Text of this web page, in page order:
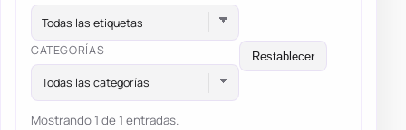
Todas las etiquetas
CATEGORÍAS
Todas las categorías
Restablecer
Mostrando 1 de 1 entradas.